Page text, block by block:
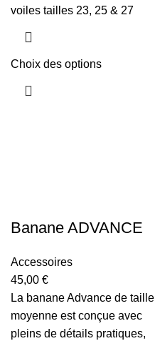
voiles tailles 23, 25 & 27
Choix des options
Banane ADVANCE
Accessoires
45,00 €
La banane Advance de taille
moyenne est conçue avec
pleins de détails pratiques,